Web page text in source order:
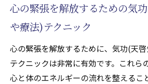
心の緊張を解放するための気
や療法)テクニック
心の緊張を解放するために、気功(天
テクニックは非常に有効です。これら
心と体のエネルギーの流れを整えるこ